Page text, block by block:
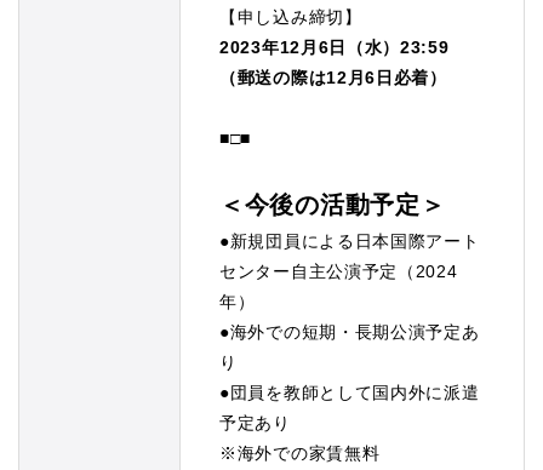
【申し込み締切】
2023年12月6日（水）23:59
（郵送の際は12月6日必着）
■□■
＜今後の活動予定＞
●新規団員による日本国際アート
センター自主公演予定（2024
年）
●海外での短期・長期公演予定あ
り
●団員を教師として国内外に派遣
予定あり
※海外での家賃無料